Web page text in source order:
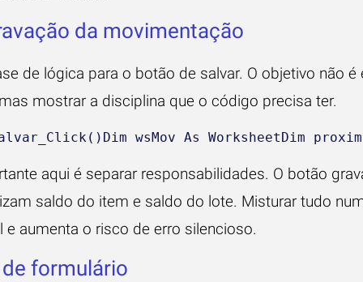
da movimentação
de lógica para o botão de salvar. O objetivo não é
mostrar a disciplina que o código precisa ter.
wsMov As WorksheetDim
aqui é separar responsabilidades. O botão
saldo do item e saldo do lote. Misturar tudo
aumenta o risco de erro silencioso.
formulário